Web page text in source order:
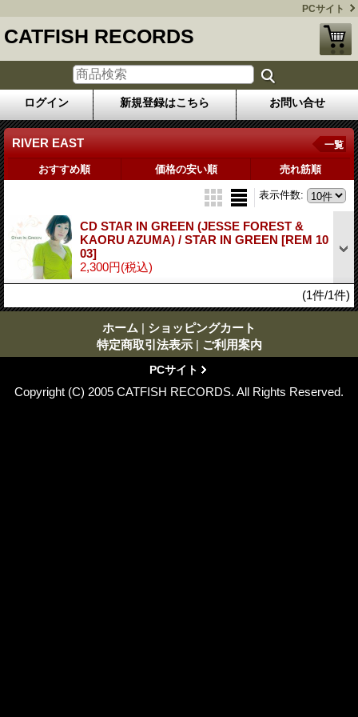
PCサイト
CATFISH RECORDS
ログイン 新規登録はこちら お問い合せ
RIVER EAST 一覧
おすすめ順 価格の安い順 売れ筋順
表示件数:
CD STAR IN GREEN (JESSE FOREST &
KAORU AZUMA) / STAR IN GREEN [REM 10
03]
2,300円(税込)
(1件/1件)
ホーム | ショッピングカート
特定商取引法表示 | ご利用案内
PCサイト
Copyright (C) 2005 CATFISH RECORDS. All Rights Reserved.